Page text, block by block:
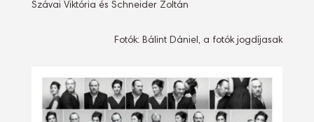
Szávai Viktória és Schneider Zoltán
Fotók: Bálint Dániel, a fotók jogdíjasak